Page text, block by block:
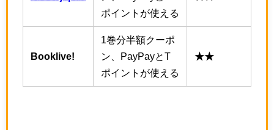
ポイントが使える
Booklive!
1巻分半額クーポ
ン、PayPayとT
ポイントが使える
★★